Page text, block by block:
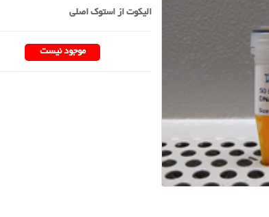
الیکوت از استوک اصلی
موجود نیست